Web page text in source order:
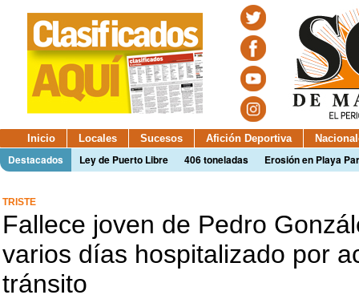
Inicio Locales Sucesos Afición Deportiva
Destacados Ley de Puerto Libre 406 toneladas Erosión en Playa
TRISTE
Fallece joven de Pedro
varios días hospitalizado por
tránsito